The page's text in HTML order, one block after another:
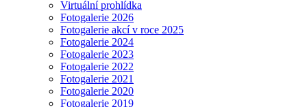
Virtuální prohlídka
Fotogalerie 2026
Fotogalerie akcí v roce 2025
Fotogalerie 2024
Fotogalerie 2023
Fotogalerie 2022
Fotogalerie 2021
Fotogalerie 2020
Fotogalerie 2019